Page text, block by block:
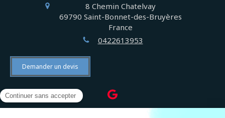
8 Chemin Chatelvay
69790 Saint-Bonnet-des-Bruyères
France
0422613953
Demander un devis